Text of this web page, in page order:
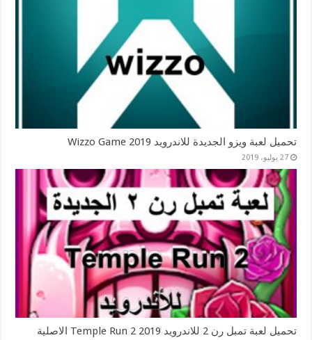
تحميل لعبة ويزو الجديدة للاندرويد 2019 Wizzo Game
27 يوليو، 2019
تحميل لعبة تمبل رن 2 للاندرويد 2019 Temple Run 2 الاصلية